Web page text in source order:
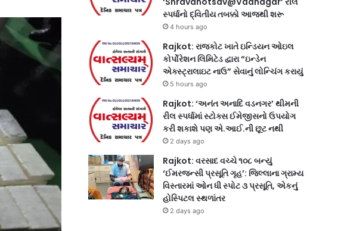
સ્પર્ધાનો દ્વિતીય તબક્કો આજથી શરૂ
4 hours ago
Rajkot: રાજકોટ ખાતે ઇન્ડિયન ઓઇલ
કોર્પોરેશન લિમિટેડ દ્વારા “ઇન્ડેન
એક્સ્ટ્રાલાઇટ નાઉ” સેવાનું લોન્ચિંગ કરાયું
5 hours ago
Rajkot: ‘અનંત અનાદિ વડનગર’ થીમની
રીલ સ્પર્ધામાં સ્ટોક્સ ઈમેજીસનો ઉપયોગ
કરી શકાશે પણ એ.આઈ.ની છૂટ નથી
2 days ago
Rajkot: વરસાદ વચ્ચે ૧૦૮ બન્યું
‘ઈમરજન્સી પ્રસૂતિ ગૃહ’: જિલ્લાના ગ્રામ્ય
વિસ્તારમાં ઓન ધી સ્પોટ ૩ પ્રસૂતિ, એકનું
હોસ્પિટલ સ્થળાંતર
2 days ago